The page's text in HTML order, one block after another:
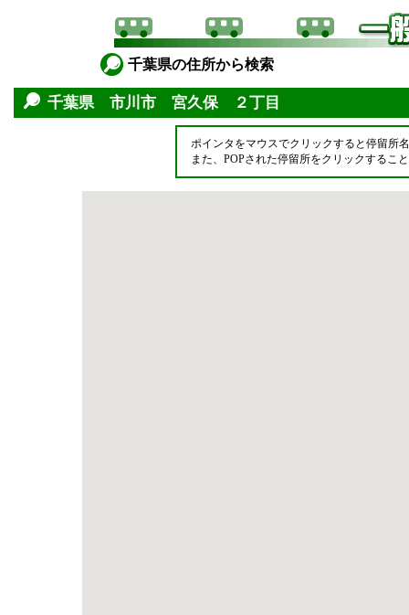
千葉県の住所から検索
千葉県 市川市 宮久保 ２丁目
ポインタをマウスでクリックすると停留所
また、POPされた停留所をクリックするこ